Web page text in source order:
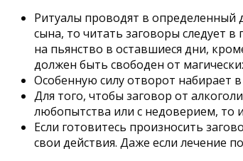
Ритуалы проводят в определенный
сына, то читать заговоры следует
на пьянство в оставшиеся дни,
должен быть свободен от
Особенную силу отворот набирает
Для того, чтобы заговор от
любопытства или с недоверием, то
Если готовитесь произносить
свои действия. Даже если лечение